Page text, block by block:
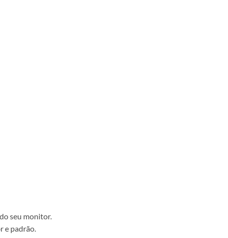
seu monitor.
e padrão.